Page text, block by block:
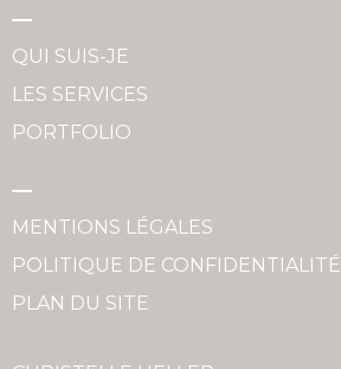
QUI SUIS-JE
LES SERVICES
PORTFOLIO
MENTIONS LÉGALES
POLITIQUE DE CONFIDENTIALITÉ
PLAN DU SITE